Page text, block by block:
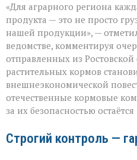
«Для аграрного региона
продукта — это не просто
нашей продукции», —
ведомстве, комментируя
отправленных из Ростовской
растительных кормов
внешнеэкономической
отечественные кормовые
за их безопасностью
Строгий контроль —